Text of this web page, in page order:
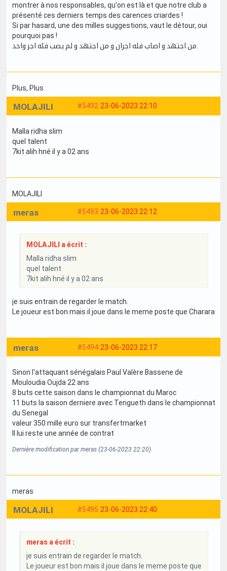
montrer à nos responsables, qu'on est là et que notre club a
présenté ces derniers temps des carences criardes !
Si par hasard, une des milles suggestions, vaut le détour, oui
pourquoi pas !
Plus, Plus
#5492 23-06-2023 22:10
MOLAJILI
Malla ridha slim
quel talent
7kit alih hné il y a 02 ans
MOLAJILI
#5493 23-06-2023 22:12
meras
MOLAJILI a écrit :
Malla ridha slim
quel talent
7kit alih hné il y a 02 ans
je suis entrain de regarder le match.
Le joueur est bon mais il joue dans le meme poste que Charara
#5494 23-06-2023 22:17
meras
Sinon l'attaquant sénégalais Paul Valère Bassene de
Mouloudia Oujda 22 ans
8 buts cette saison dans le championnat du Maroc
11 buts la saison derniere avec Tengueth dans le championnat
du Senegal
valeur 350 mille euro sur transfertmarket
Il lui reste une année de contrat
Dernière modification par meras (23-06-2023 22:20)
meras
#5495 23-06-2023 22:40
MOLAJILI
meras a écrit :
je suis entrain de regarder le match.
Le joueur est bon mais il joue dans le meme poste que